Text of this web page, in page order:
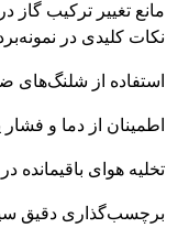
مانع تغییر ترکیب گاز
نکات کلیدی در
استفاده از شلنگ‌های
اطمینان از دما و
تخلیه هوای باقیمانده
برچسب‌گذاری دقیق